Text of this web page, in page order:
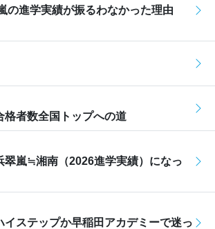
の進学実績が振るわなかった理由
格者数全国トップへの道
翠嵐≒湘南（2026進学実績）になっ
イステップか早稲田アカデミーで迷っ